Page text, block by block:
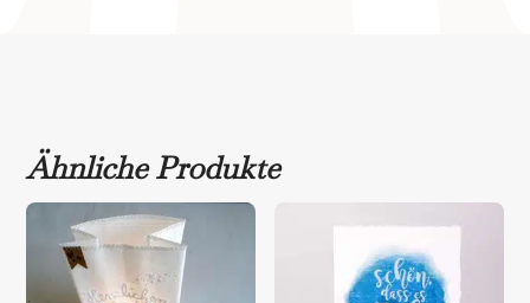
Ähnliche Produkte